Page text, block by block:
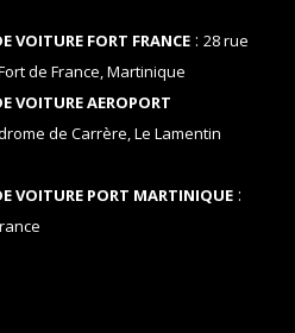
VOITURE FORT FRANCE: 28 rue
de France, Martinique
VOITURE AEROPORT
de Carrère, Le Lamentin
VOITURE PORT MARTINIQUE: